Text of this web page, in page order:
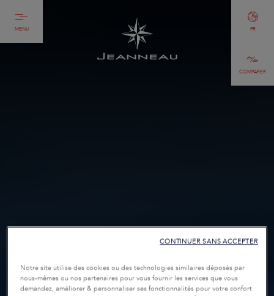
MENU
COMPARER
FR
Notre site utilise des cookies ou des technologies similaires déposés par
nous-mêmes ou nos partenaires pour vous fournir les services que vous
demandez, améliorer & personnaliser ses fonctionnalités pour votre confort
CONTINUER SANS ACCEPTER